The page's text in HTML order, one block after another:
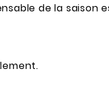
de la saison